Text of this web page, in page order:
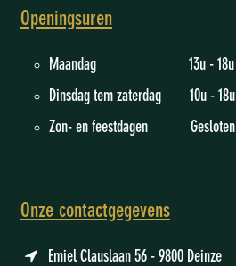
Openingsuren
Maandag 13u - 18u
Dinsdag tem zaterdag 10u - 18u
Zon- en feestdagen Gesloten
Onze contactgegevens
Emiel Clauslaan 56 - 9800 Deinze